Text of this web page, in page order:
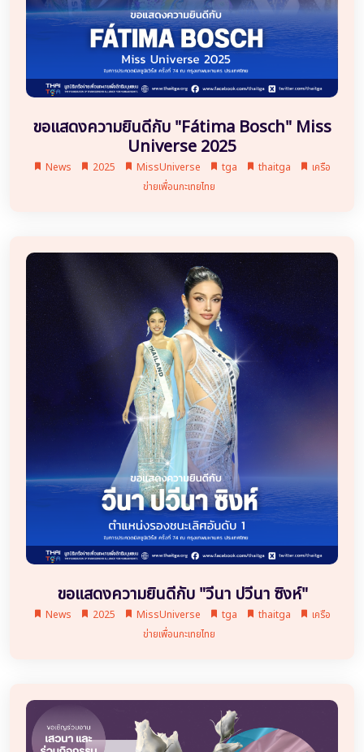
ขอแสดงความยินดีกับ "Fátima Bosch" Miss
Universe 2025
News 2025 MissUniverse tga thaitga
เครือ
ข่ายเพื่อนกะเทยไทย
ขอแสดงความยินดีกับ "วีนา ปวีนา ซิงห์"
News 2025 MissUniverse tga thaitga
เครือ
ข่ายเพื่อนกะเทยไทย